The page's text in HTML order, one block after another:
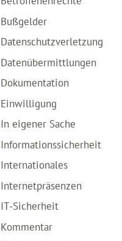
Bußgelder
Datenschutzverletzung
Datenübermittlungen
Dokumentation
Einwilligung
In eigener Sache
Informationssicherheit
Internationales
Internetpräsenzen
IT-Sicherheit
Kommentar